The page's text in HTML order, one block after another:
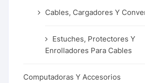
Cables, Cargadores Y
Estuches, Protectores Y
Enrolladores Para Cables
Computadoras Y Accesorios